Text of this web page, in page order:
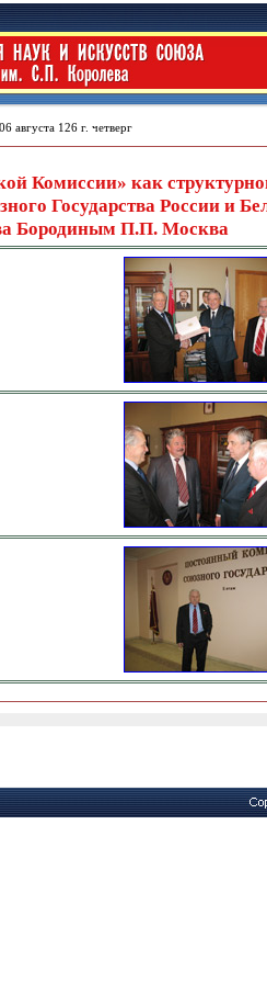
Комиссии» как
Государства России и
Бородиным П.П. Москва